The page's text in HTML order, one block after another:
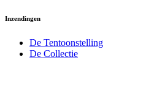
Inzendingen
De Tentoonstelling
De Collectie